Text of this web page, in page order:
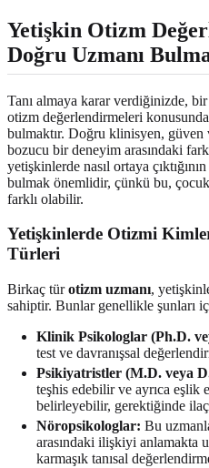
Yetişkin Otizm
Doğru Uzmanı
Tanı almaya karar verdiğinizde,
otizm değerlendirmeleri
bulmaktır. Doğru klinisyen,
bozucu bir deneyim arasındaki
yetişkinlerde nasıl ortaya
bulmak önemlidir, çünkü bu,
farklı olabilir.
Yetişkinlerde Otizmi
Türleri
Birkaç türotizm uzmanı,
sahiptir. Bunlar genellikle şunları
Klinik Psikologlar (Ph.D.
test ve davranışsal
Psikiyatristler (M.D. veya
teşhis edebilir ve ayrıca eşlik
belirleyebilir, gerektiğinde
Nöropsikologlar: Bu
arasındaki ilişkiyi anlamakta
karmaşık tanısal